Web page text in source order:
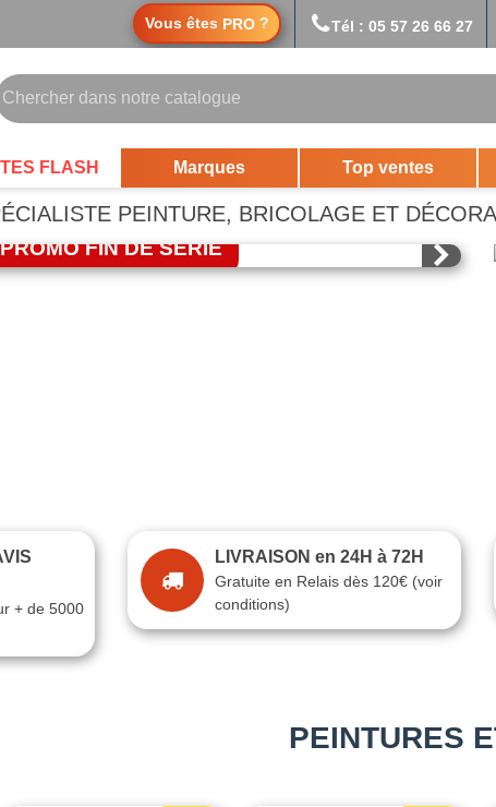
Vous êtes PRO ? Tél : 05 57 26 66 27
FLASH Marques Top ventes
PEINTURE, BRICOLAGE ET
LASURE BONDEX
PROMO FIN DE SERIE
+ de 5000
LIVRAISON en 24H à 72H
Gratuite en Relais dès 120€ (voir
conditions)
PEINTURES